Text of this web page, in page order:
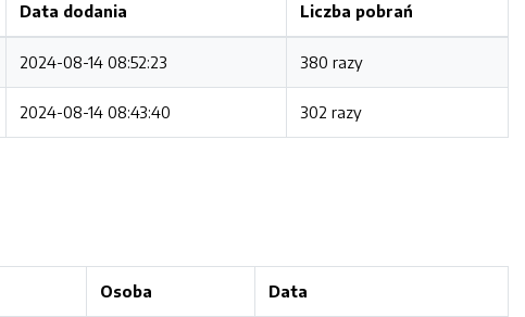
Data dodania Liczba pobrań
2024-08-14 08:52:23 380 razy
2024-08-14 08:43:40 302 razy
Osoba Data